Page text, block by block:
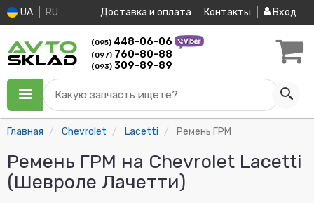
UA RU Доставка и оплата Контакты Вход
(095) 448-06-06
(097) 760-80-88
(093) 309-89-89
Какую запчасть ищете?
Главная Chevrolet Lacetti Ремень ГРМ
Ремень ГРМ на Chevrolet Lacetti
(Шевроле Лачетти)